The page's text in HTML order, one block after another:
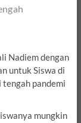
Nadiem dengan
untuk Siswa di
tengah pandemi
mungkin